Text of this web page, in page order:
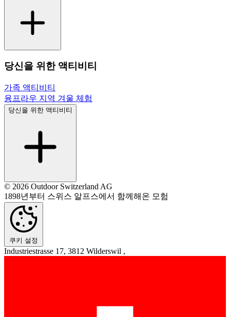
당신을 위한 액티비티
가족 액티비티
융프라우 지역 겨울 체험
당신을 위한 액티비티
© 2026 Outdoor Switzerland AG
1898년부터 스위스 알프스에서 함께해온 모험
쿠키 설정
Industriestrasse 17, 3812 Wilderswil ,